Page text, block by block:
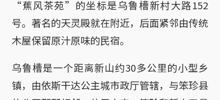
“蕉风茶苑”的坐标是乌鲁槽新村大路152
号。著名的天灵殿就在附近，后面紧邻由传统
木屋保留原汁原味的民宿。
乌鲁槽是一个距离新山约30多公里的小型乡
镇，由依斯干达公主城市政厅管辖，与笨珍县